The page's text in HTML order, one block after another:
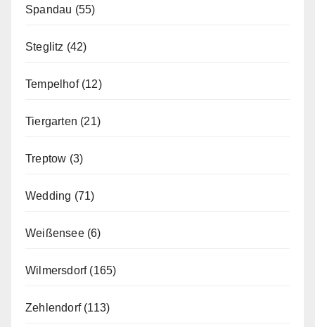
Spandau (55)
Steglitz (42)
Tempelhof(12)
Tiergarten (21)
Treptow (3)
Wedding (71)
Weißensee(6)
Wilmersdorf(165)
Zehlendorf(113)